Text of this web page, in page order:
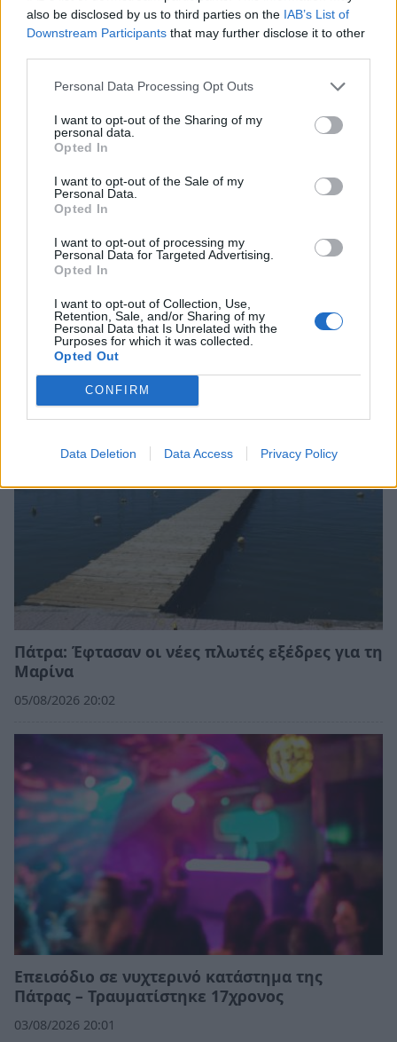
also be disclosed by us to third parties on the IAB’s List of
Downstream Participants that may further disclose it to other
Personal Data Processing Opt Outs
I want to opt-out of the Sharing of my
personal data.
Opted In
I want to opt-out of the Sale of my
Personal Data.
Opted In
I want to opt-out of processing my
Personal Data for Targeted Advertising.
Opted In
I want to opt-out of Collection, Use,
Retention, Sale, and/or Sharing of my
Personal Data that Is Unrelated with the
Purposes for which it was collected.
Opted Out
CONFIRM
Data Deletion Data Access Privacy Policy
Σχετικά Άρθρα
Πάτρα: Έφτασαν οι νέες πλωτές εξέδρες για τη
Μαρίνα
05/08/2026 20:02
Επεισόδιο σε νυχτερινό κατάστημα της
Πάτρας – Τραυματίστηκε 17χρονος
03/08/2026 20:01